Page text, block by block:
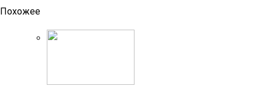
Похожее